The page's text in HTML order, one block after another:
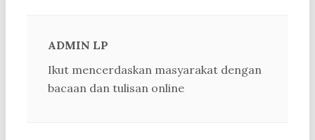
ADMIN LP
Ikut mencerdaskan masyarakat dengan
bacaan dan tulisan online